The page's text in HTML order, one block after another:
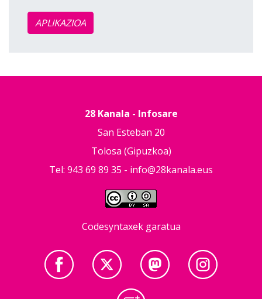
APLIKAZIOA
28 Kanala - Infosare
San Esteban 20
Tolosa (Gipuzkoa)
Tel: 943 69 89 35 - info@28kanala.eus
Codesyntaxek garatua